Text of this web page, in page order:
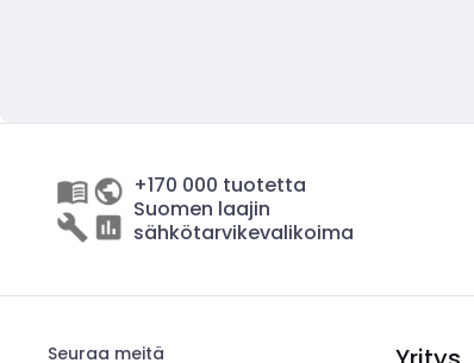
+170 000 tuotetta
Suomen laajin
sähkötarvikevalikoima
Seuraa meitä